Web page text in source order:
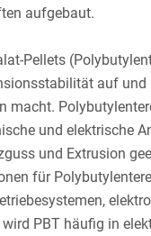
aufgebaut.
Pellets
auf und
macht.
und elektrische
und Extrusion
für
PBT häufig in